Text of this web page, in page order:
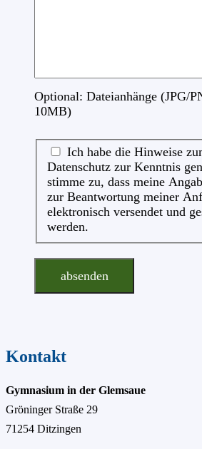
Optional: Dateianhänge (JPG/
10MB)
Ich habe die Hinweise
Datenschutz zur Kenntnis
stimme zu, dass meine
zur Beantwortung meiner
elektronisch versendet und
werden.
absenden
Kontakt
Gymnasium in der Glemsaue
Gröninger Straße 29
71254 Ditzingen